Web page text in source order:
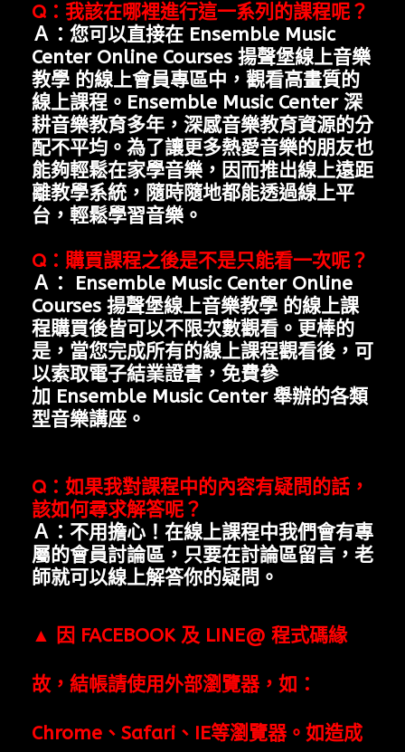
Q ：我該在哪裡進行這一系列的課程呢？
Ａ：您可以直接在 Ensemble Music
Center Online Courses 揚聲堡線上音樂
教學 的線上會員專區中，觀看高畫質的
線上課程。 Ensemble Music Center 深
耕音樂教育多年，深感音樂教育資源的分
配不平均。為了讓更多熱愛音樂的朋友也
能夠輕鬆在家學音樂，因而推出線上遠距
離教學系統，隨時隨地都能透過線上平
台，輕鬆學習音樂。
Q ：購買課程之後是不是只能看一次呢？
Ａ：
Ensemble Music Center Online
Courses 揚聲堡線上音樂教學 的線上課
程購買後皆可以不限次數觀看。 更棒的
是，當您完成所有的線上課程觀看後，可
以索取電子結業證書，免費參
加 Ensemble Music Center 舉辦的各類
型音樂講座。
Q ：如果我對課程中的內容有疑問的話，
該如何尋求解答呢？
Ａ：不用擔心！在線上課程中我們會有專
屬的會員討論區，只要在討論區留言，老
師就可以線上解答你的疑問。
▲ 因 FACEBOOK 及LINE@ 程式碼緣
故，結帳請使用外部瀏覽器，如：
Chrome 、 Safari 、 IE等瀏覽器。如造成